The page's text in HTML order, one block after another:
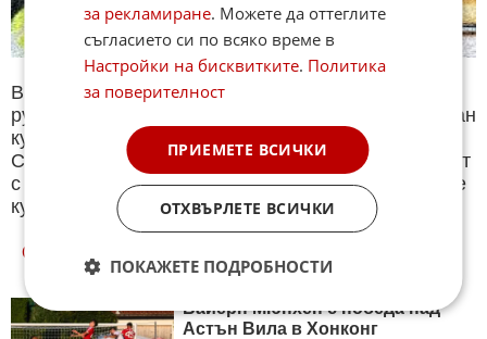
В секция Спорт ще намерите тематична Куиз
рубрика. Периодично се публикува специализиран
куиз с въпроси на различна спортна тематика.
След края на всеки тест може да видите резултат
с верните отговори, които сте натрупали. Другите
куизове може да намерите тук. Успех !
ОЩЕ
Байерн Мюнхен с победа над
Астън Вила в Хонконг
за рекламиране. Можете да оттеглите
съгласието си по всяко време в
Настройки на бисквитките. Политика
за поверителност
ПРИЕМЕТЕ ВСИЧКИ
ОТХВЪРЛЕТЕ ВСИЧКИ
ПОКАЖЕТЕ ПОДРОБНОСТИ